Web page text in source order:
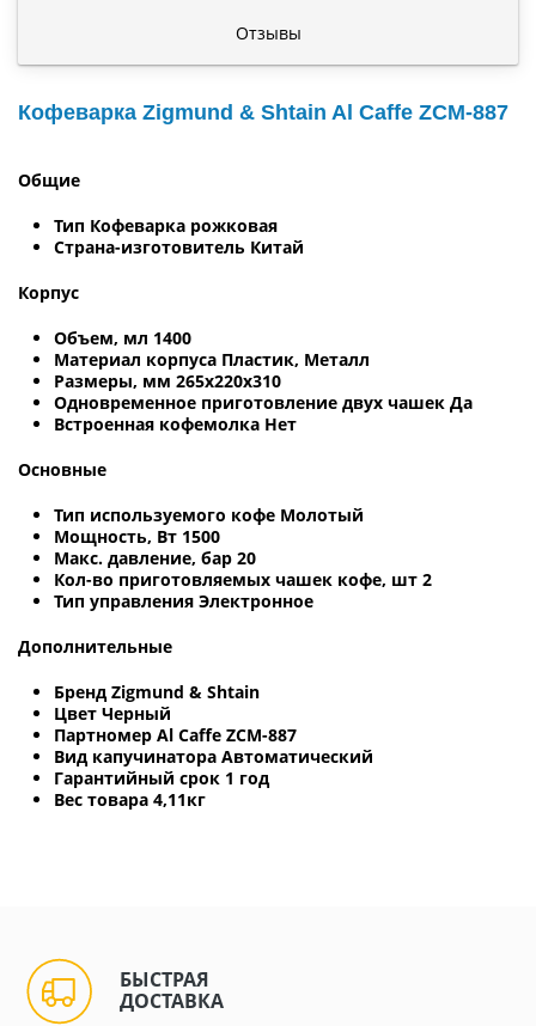
Отзывы
Кофеварка Zigmund & Shtain Al Caffe ZCM-887
Общие
Тип Кофеварка рожковая
Страна-изготовитель Китай
Корпус
Объем, мл 1400
Материал корпуса Пластик, Металл
Размеры, мм 265х220х310
Одновременное приготовление двух чашек Да
Встроенная кофемолка Нет
Основные
Тип используемого кофе Молотый
Мощность, Вт 1500
Макс. давление, бар 20
Кол-во приготовляемых чашек кофе, шт 2
Тип управления Электронное
Дополнительные
Бренд Zigmund & Shtain
Цвет Черный
Партномер Al Caffe ZCM-887
Вид капучинатора Автоматический
Гарантийный срок 1 год
Вес товара 4,11кг
БЫСТРАЯ
ДОСТАВКА